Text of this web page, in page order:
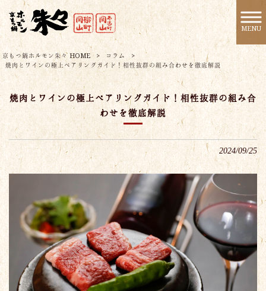
MENU
京もつ鍋ホルモン朱々 HOME > コラム
>
焼肉とワインの極上ペアリングガイド！相性抜群の組み合わせを徹底解説
焼肉とワインの極上ペアリングガイド！相性抜群の組み合
わせを徹底解説
2024/09/25